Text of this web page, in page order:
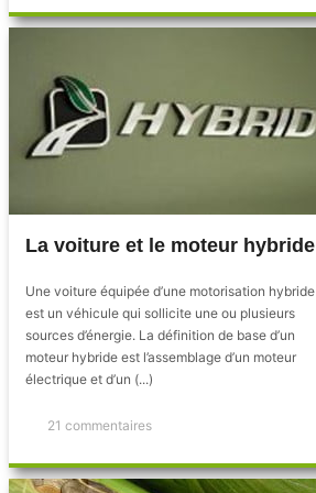
La voiture et le moteur hybride
Une voiture équipée d’une motorisation hybride
est un véhicule qui sollicite une ou plusieurs
sources d’énergie. La définition de base d’un
moteur hybride est l’assemblage d’un moteur
électrique et d’un (...)
21 commentaires